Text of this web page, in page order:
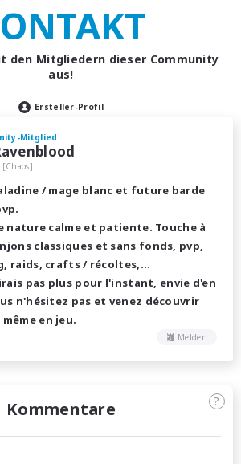
den Mitgliedern dieser Community
aus!
Ersteller-Profil
Mitglied
/ mage blanc et future barde
nature calme et patiente. Touche à
classiques et sans fonds, pvp,
raids, crafts / récoltes,...
pas plus pour l'instant, envie d'en
n'hésitez pas et venez découvrir
en jeu.
Melden
Kommentare ?